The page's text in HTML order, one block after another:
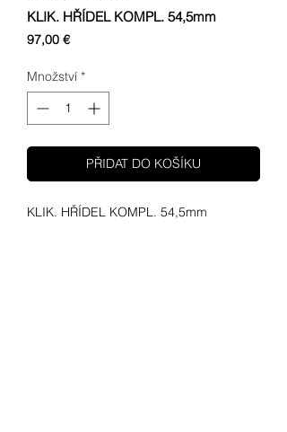
KLIK. HŘÍDEL KOMPL. 54,5mm
97,00 €Cena
Množství *
PŘIDAT DO KOŠÍKU
KLIK. HŘÍDEL KOMPL. 54,5mm